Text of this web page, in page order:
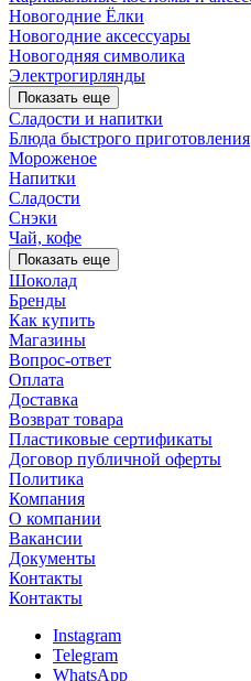
Новогодние Ёлки
Новогодние аксессуары
Новогодняя символика
Электрогирлянды
Показать еще
Сладости и напитки
Блюда быстрого приготовления
Мороженое
Напитки
Сладости
Снэки
Чай, кофе
Показать еще
Шоколад
Бренды
Как купить
Магазины
Вопрос-ответ
Оплата
Доставка
Возврат товара
Пластиковые сертификаты
Договор публичной оферты
Политика
Компания
О компании
Вакансии
Документы
Контакты
Контакты
Instagram
Telegram
WhatsApp